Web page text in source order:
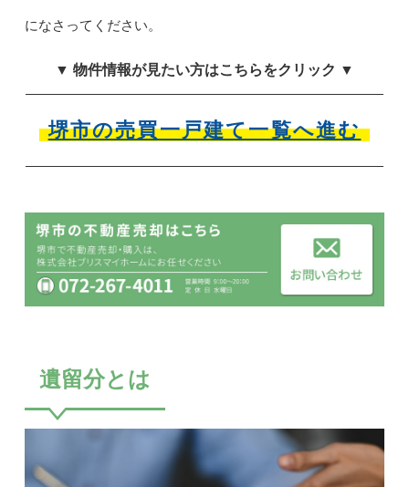
になさってください。
▼ 物件情報が見たい方はこちらをクリック ▼
堺市の売買一戸建て一覧へ進む
遺留分とは